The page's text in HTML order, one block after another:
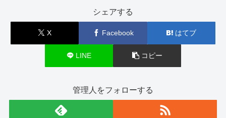
シェアする
X Facebook はてブ
LINE コピー
管理人をフォローする